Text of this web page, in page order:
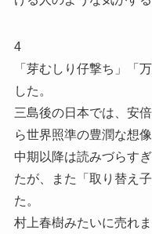
4
「芽むしり仔撃ち」「
した。
三島後の日本では、安
ら世界照準の豊潤な想
中期以降は読みづらす
たが、また「取り替え
た。
村上春樹みたいに売れ